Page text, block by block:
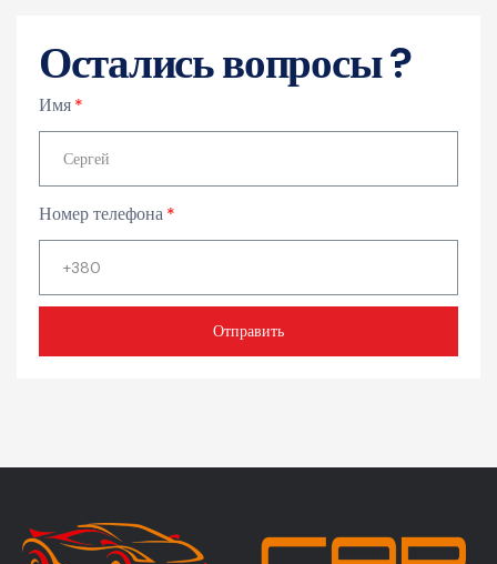
Остались вопросы ?
Имя
Номер телефона
Отправить